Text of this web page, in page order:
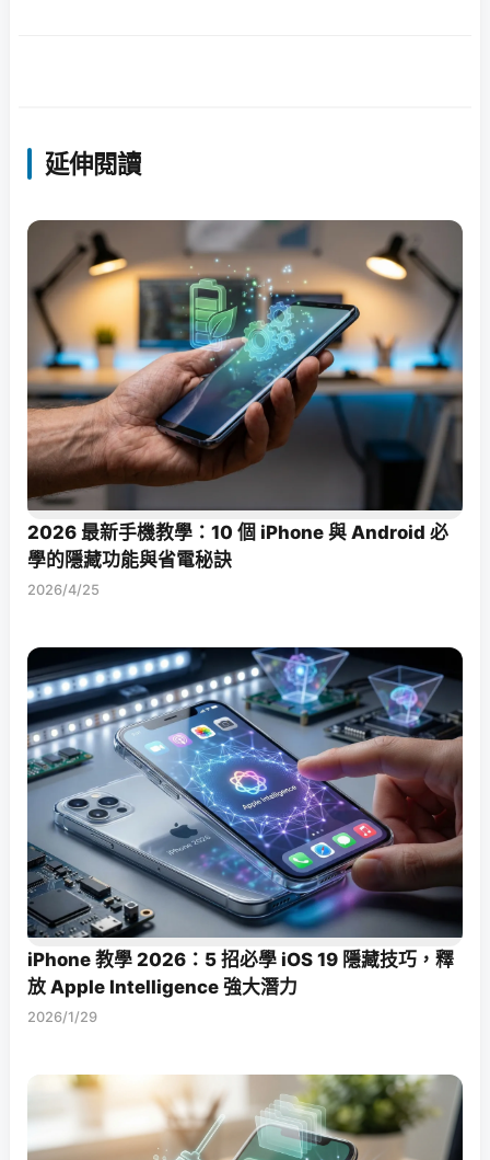
延伸閱讀
2026 最新手機教學：10 個 iPhone 與 Android 必
學的隱藏功能與省電秘訣
2026/4/25
iPhone 教學 2026：5 招必學 iOS 19 隱藏技巧，釋
放 Apple Intelligence 強大潛力
2026/1/29